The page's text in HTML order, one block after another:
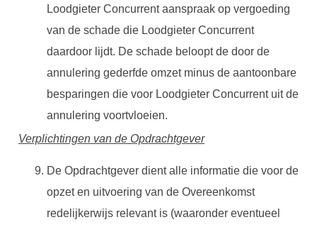
Loodgieter Concurrent aanspraak op vergoeding
van de schade die Loodgieter Concurrent
daardoor lijdt. De schade beloopt de door de
annulering gederfde omzet minus de aantoonbare
besparingen die voor Loodgieter Concurrent uit de
annulering voortvloeien.
Verplichtingen van de Opdrachtgever
De Opdrachtgever dient alle informatie die voor de
opzet en uitvoering van de Overeenkomst
redelijkerwijs relevant is (waaronder eventueel